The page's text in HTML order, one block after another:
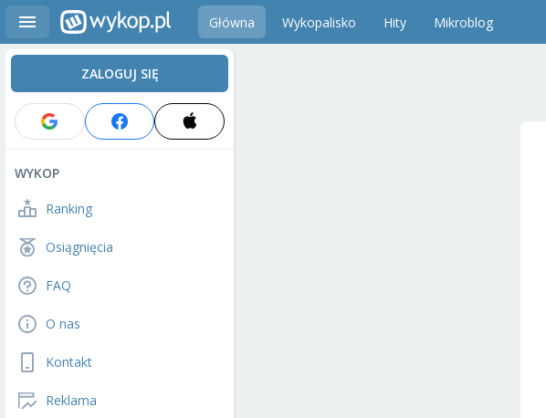
Główna Wykopalisko Hity Mikroblog
ZALOGUJ SIĘ
WYKOP
Ranking
Osiągnięcia
FAQ
O nas
Kontakt
Reklama